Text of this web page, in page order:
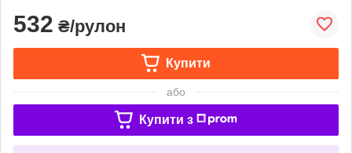
532 ₴/рулон
Купити
або
Купити з